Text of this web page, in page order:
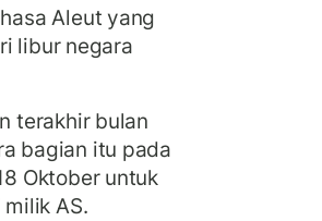
Aleut yang
libur negara
terakhir bulan
bagian itu pada
Oktober untuk
AS.